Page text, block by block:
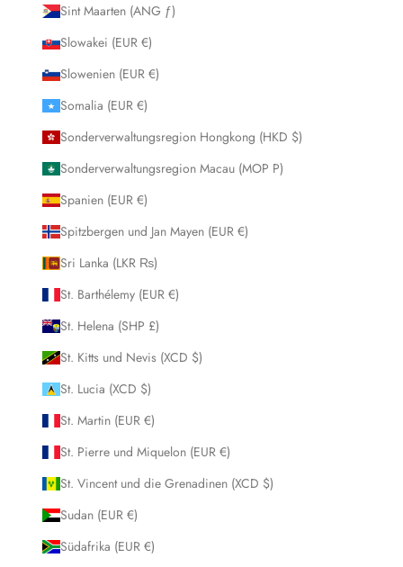
Sint Maarten (ANG ƒ)
Slowakei (EUR €)
Slowenien (EUR €)
Somalia (EUR €)
Sonderverwaltungsregion Hongkong (HKD $)
Sonderverwaltungsregion Macau (MOP P)
Spanien (EUR €)
Spitzbergen und Jan Mayen (EUR €)
Sri Lanka (LKR ₨)
St. Barthélemy (EUR €)
St. Helena (SHP £)
St. Kitts und Nevis (XCD $)
St. Lucia (XCD $)
St. Martin (EUR €)
St. Pierre und Miquelon (EUR €)
St. Vincent und die Grenadinen (XCD $)
Sudan (EUR €)
Südafrika (EUR €)